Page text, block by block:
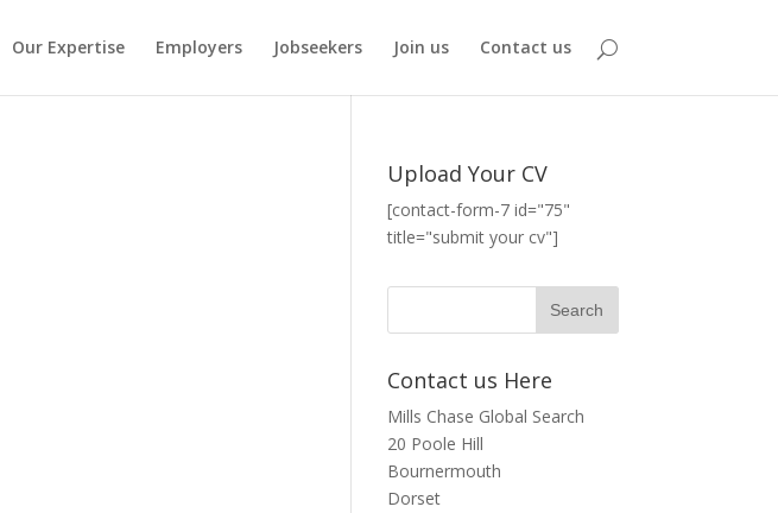
Our Expertise Employers Jobseekers Join us Contact us
Upload Your CV
[contact-form-7 id="75"
title="submit your cv"]
Contact us Here
Mills Chase Global Search
20 Poole Hill
Bournermouth
Dorset